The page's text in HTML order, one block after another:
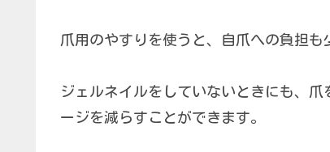
爪用のやすりを使うと、自爪への負担も
ジェルネイルをしていないときにも、
ージを減らすことができます。